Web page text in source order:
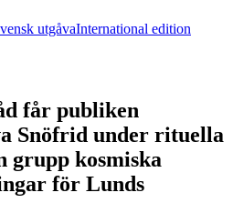
utgåvaInternational edition
får publiken
Snöfrid under rituella
grupp kosmiska
för Lunds